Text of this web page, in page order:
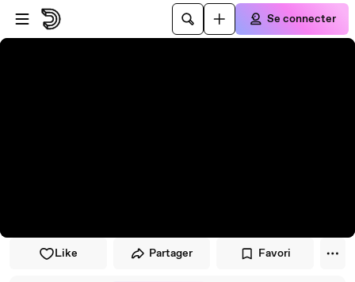
Passer au player
Passer au contenu principal
Se connecter
Like Partager Favori